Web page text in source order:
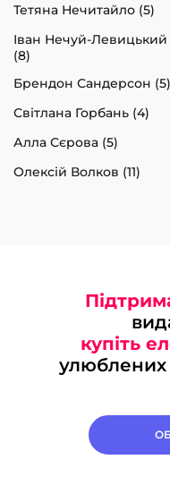
Тетяна Нечитайло (5)
Іван Нечуй-Левицький
(8)
Брендон Сандерсон (5)
Світлана Горбань (4)
Алла Сєрова (5)
Олексій Волков (11)
купіть
улюблених